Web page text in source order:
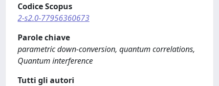
Codice Scopus
2-s2.0-77956360673
Parole chiave
parametric down-conversion, quantum correlations,
Quantum interference
Tutti gli autori